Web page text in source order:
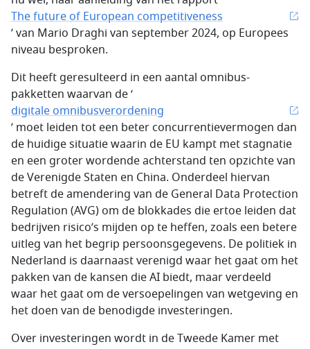
The future of European competitiveness
’ van Mario Draghi van september 2024, op Europees
niveau besproken.
Dit heeft geresulteerd in een aantal omnibus-
pakketten waarvan de ‘
digitale omnibusverordening
’ moet leiden tot een beter concurrentievermogen dan
de huidige situatie waarin de EU kampt met stagnatie
en een groter wordende achterstand ten opzichte van
de Verenigde Staten en China. Onderdeel hiervan
betreft de amendering van de General Data Protection
Regulation (AVG) om de blokkades die ertoe leiden dat
bedrijven risico’s mijden op te heffen, zoals een betere
uitleg van het begrip persoonsgegevens. De politiek in
Nederland is daarnaast verenigd waar het gaat om het
pakken van de kansen die AI biedt, maar verdeeld
waar het gaat om de versoepelingen van wetgeving en
het doen van de benodigde investeringen.
Over investeringen wordt in de Tweede Kamer met